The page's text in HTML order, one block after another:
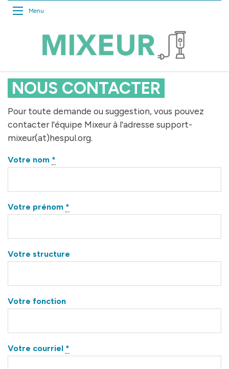
Menu
Actuel :
Contact
NOUS CONTACTER
Pour toute demande ou suggestion, vous pouvez
contacter l'équipe Mixeur à l'adresse support-
mixeur(at)hespul.org.
Votre nom *
Votre prénom *
Votre structure
Votre fonction
Votre courriel *